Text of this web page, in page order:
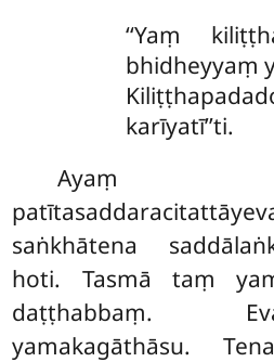
‘‘Yaṃ
bhidheyyaṃ
karīyatī’’ti.
Ayaṃ
saṅkhātena
hoti. Tasmā taṃ
daṭṭhabbaṃ.
yamakagāthāsu.